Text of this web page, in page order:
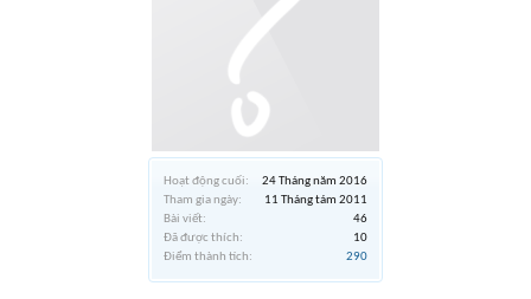
Hoạt động cuối:
24 Tháng năm 2016
Tham gia ngày:
11 Tháng tám 2011
Bài viết:
46
Đã được thích:
10
Điểm thành tích:
290